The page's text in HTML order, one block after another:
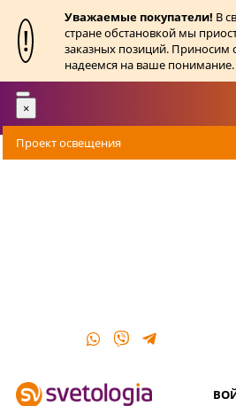
!
Уважаемые покупатели! В
стране обстановкой мы
заказных позиций. Приносим
надеемся на ваше понимание.
Toggle
navigation
×
Проект освещения